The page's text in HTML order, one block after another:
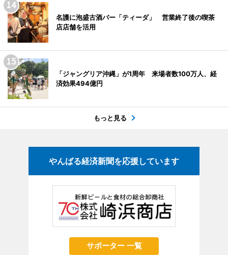
名護に泡盛古酒バー「ティーダ」 営業終了後の喫茶
店店舗を活用
「ジャングリア沖縄」が1周年 来場者数100万人、経
済効果494億円
もっと見る
やんばる経済新聞を応援しています
サポーター 一覧